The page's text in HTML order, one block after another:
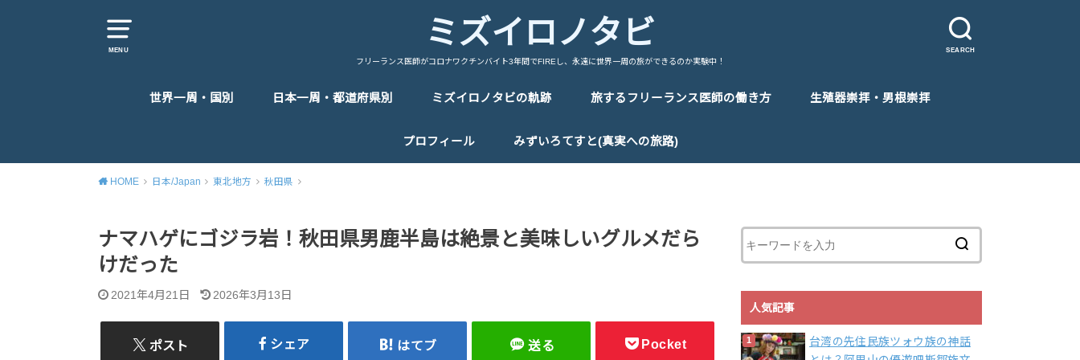
MENU SEARCH
ミズイロノタビ
フリーランス医師がコロナワクチンバイト3年間でFIREし、永遠に世界一周の旅ができるのか実験中！
世界一周・国別
中国/China
台湾/Taiwan
韓国/Korea
タイ/Thailand
マレーシア/Malaysia
シンガポール/Singapore
ベトナム/Vietnam
カンボジア/Cambodia
ラオス/Laos
ミャンマー/Myanmar
インドネシア/Indonesia
インド/India
ネパール/Nepal
トルコ/Turkey
イラン/Iran
アラブ首長国連邦/UAE
イタリア/Italy
フランス/France
スペイン/Spain
ポルトガル/Portugal
ドイツ/Germany
スイス/Switherland
オランダ/Netherland
ベルギー/Bergium
チェコ/Czech Republic
オーストリア/Austria
ハンガリー/Hungary
ポーランド/Poland
エストニア/Estonia
ラトビア/Latvia
リトアニア/Lithuania
フィンランド/Finland
ギリシャ/Greece
ロシア/Russia
エジプト/Egypt
エチオピア/Ethiopia
ケニア/Kenya
ウガンダ/Uganda
ルワンダ/Rwanda
タンザニア/Tanzania
マラウイ/Malawi
ザンビア/Zambia
ジンバブエ/Zinbabwe
ボツワナ/Botswana
ナミビア/Namibia
レソト/Lethoto
南アフリカ共和国/South Africa
モロッコ/Morocco
カナダ/Canada
メキシコ/Mexico
キューバ/cuba
日本一周・都道府県別 ミズイロノタビの軌跡 旅するフリーランス医師の働き方 生殖器崇拝・男根崇拝
プロフィール みずいろてすと(真実への旅路)
HOME 日本/Japan 東北地方 秋田県
ナマハゲにゴジラ岩！秋田県男鹿半島は絶景と美味しいグルメだら
けだった
2021年4月21日 2026年3月13日
ポスト シェア はてブ 送る Pocket
人気記事
台湾の先住民族ツォウ族の神話